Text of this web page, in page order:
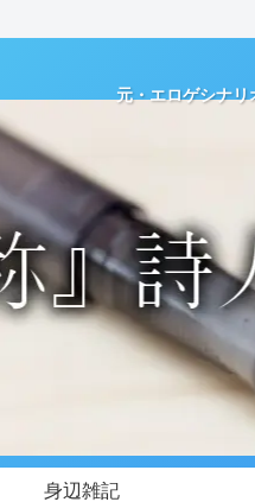
元・エロゲシナリ
身辺雑記